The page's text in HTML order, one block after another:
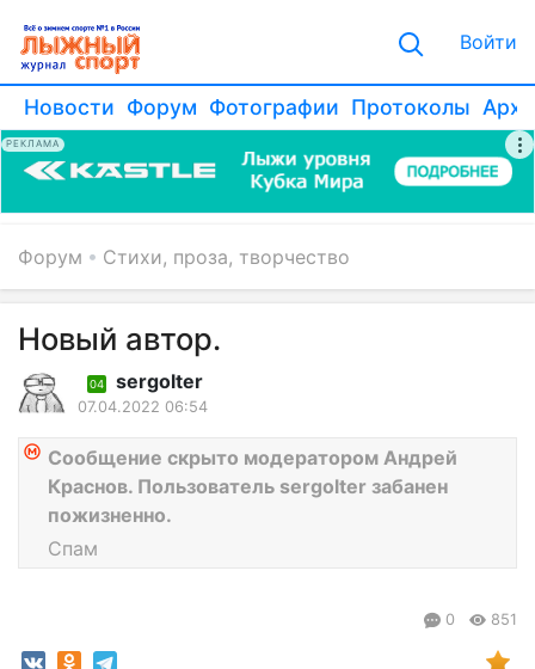
Войти
Новости Форум Фотографии Протоколы
РЕКЛАМА
Форум Стихи, проза, творчество
Новый автор.
04 sergolter
07.04.2022 06:54
Сообщение скрыто модератором Андрей
Краснов. Пользователь sergolter забанен
пожизненно.
Спам
0 851